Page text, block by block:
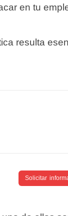
en tu
resulta
Solicitar